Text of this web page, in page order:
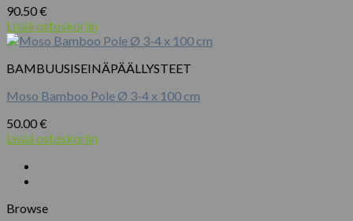
90.50€
Lisää ostoskoriin
BAMBUUSISEINÄPÄÄLLYSTEET
Moso Bamboo Pole Ø 3-4 x 100 cm
50.00€
Lisää ostoskoriin
Browse